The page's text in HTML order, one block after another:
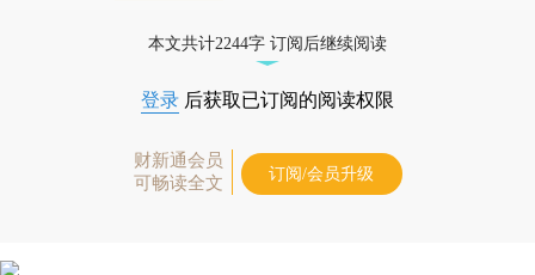
本文共计2244字 订阅后继续阅读
登录 后获取已订阅的阅读权限
财新通会员
可畅读全文
订阅/会员升级